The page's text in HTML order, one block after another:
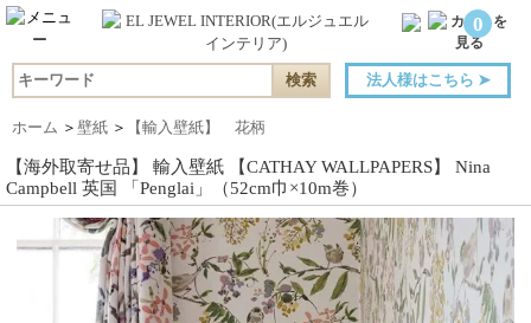
0
法人様はこちら ➤
ホーム ＞ 壁紙 ＞ 【輸入壁紙】 花柄
【海外取寄せ品】 輸入壁紙 【CATHAY WALLPAPERS】 Nina
Campbell 英国 「Penglai」（52cm巾×10m巻）